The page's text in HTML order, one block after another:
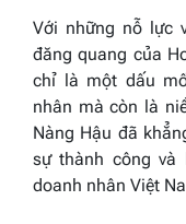
Với những nỗ lực
đăng quang của
chỉ là một dấu
nhân mà còn là
Nàng Hậu đã
sự thành công và
doanh nhân Việt